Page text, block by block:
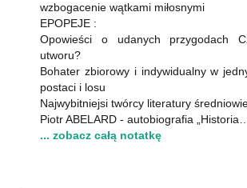
wzbogacenie wątkami miłosnymi
EPOPEJE :
Opowieści o udanych przygodach
utworu?
Bohater zbiorowy i indywidualny w
postaci i losu
Najwybitniejsi twórcy literatury
Piotr ABELARD - autobiografia „Historia…
... zobacz całą notatkę